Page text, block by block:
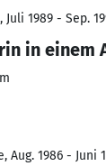
1989 - Sep.
in einem
Aug. 1986 - Juni